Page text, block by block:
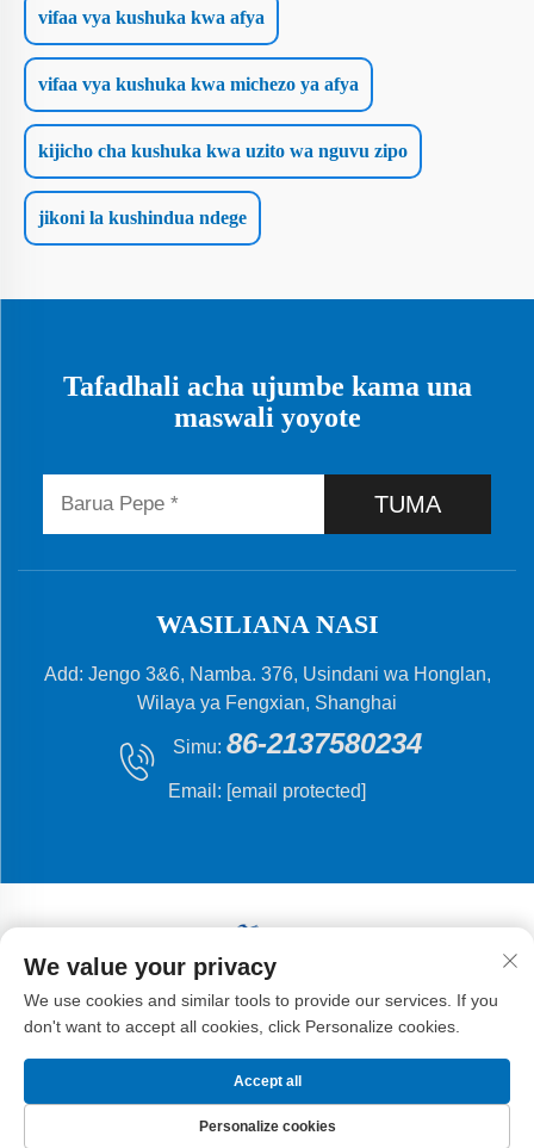
vifaa vya kushuka kwa afya
vifaa vya kushuka kwa michezo ya afya
kijicho cha kushuka kwa uzito wa nguvu zipo
jikoni la kushindua ndege
Tafadhali acha ujumbe kama una
maswali yoyote
TUMA
WASILIANA NASI
Add: Jengo 3&6, Namba. 376, Usindani wa Honglan,
Wilaya ya Fengxian, Shanghai
Simu: 86-2137580234
Email: [email protected]
Hakiki © 2024 Shanghai Flying Fish Machinery
Manufacturing Co.,Ltd .
We value your privacy
We use cookies and similar tools to provide our services. If you
don't want to accept all cookies, click Personalize cookies.
Personalize cookies
Accept all